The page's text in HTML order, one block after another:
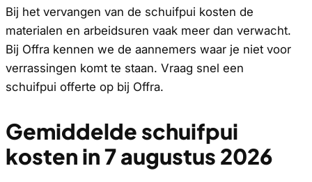
Bij het vervangen van de schuifpui kosten de
materialen en arbeidsuren vaak meer dan verwacht.
Bij Offra kennen we de aannemers waar je niet voor
verrassingen komt te staan. Vraag snel een
schuifpui offerte op bij Offra.
Gemiddelde schuifpui
kosten in 7 augustus 2026